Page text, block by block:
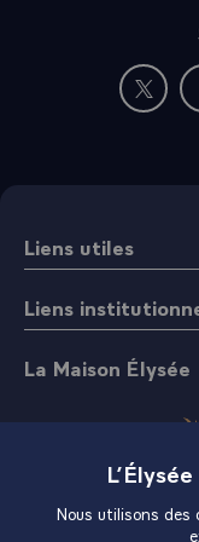
Liens utiles
Liens
La Maison Élysée
Nous utilisons des